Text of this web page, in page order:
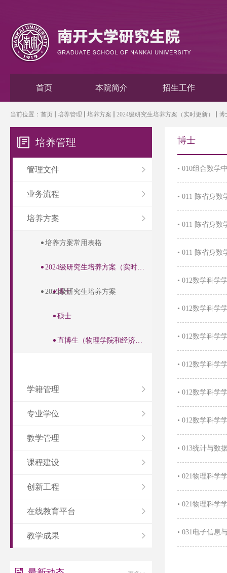
首页 本院简介 招生工作
当前位置： 首页 培养管理 培养方案 2024级研究生培养方案（实时更新） 博
培养管理
管理文件
业务流程
培养方案
培养方案常用表格
2024级研究生培养方案（实时更新...
博士
硕士
直博生（物理学院和经济学院直博...
2025级研究生培养方案
学籍管理
专业学位
教学管理
课程建设
创新工程
在线教育平台
教学成果
博士
• 010组合数学
• 011 陈省身数
• 011 陈省身数
• 011 陈省身数
• 012数学科学
• 012数学科学
• 012数学科学
• 012数学科学
• 012数学科学
• 012数学科学
• 013统计与数
• 021物理科学
• 021物理科学
• 031电子信息